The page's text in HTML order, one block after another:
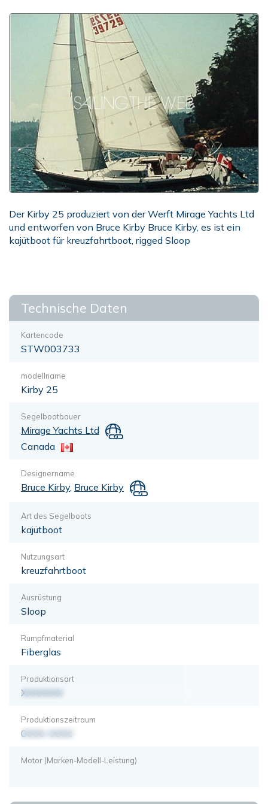
Der Kirby 25 produziert von der Werft Mirage Yachts Ltd
und entworfen von Bruce Kirby Bruce Kirby, es ist ein
kajütboot für kreuzfahrtboot, rigged Sloop
Technische Daten
Kartencode
STW003733
modellname
Kirby 25
Segelbootbauer
Mirage Yachts Ltd
Canada
Designername
Bruce Kirby, Bruce Kirby
Art des Segelboots
kajütboot
Nutzungsart
kreuzfahrtboot
Ausrüstung
Sloop
Rumpfmaterial
Fiberglas
Produktionsart
XXXXXXX
Produktionszeitraum
0000-0000
Motor (Marken-Modell-Leistung)